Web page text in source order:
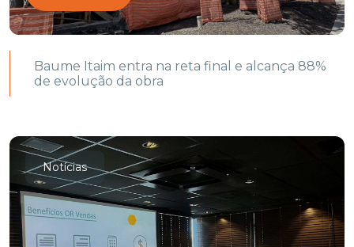
Baume Itaim entra na reta final e alcança 88%
de evolução da obra
Notícias